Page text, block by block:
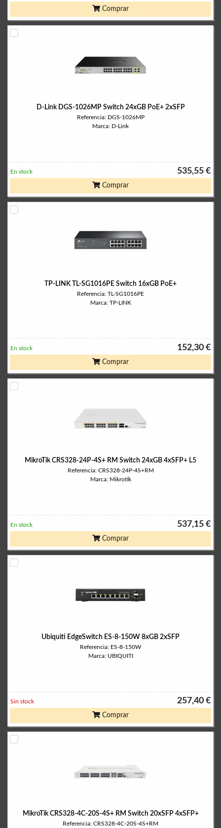
Comprar
D-Link DGS-1026MP Switch 24xGB PoE+ 2xSFP
Referencia: DGS-1026MP
Marca: D-Link
535,55 €
En stock
Comprar
TP-LINK TL-SG1016PE Switch 16xGB PoE+
Referencia: TL-SG1016PE
Marca: TP-LINK
152,30 €
En stock
Comprar
MikroTik CRS328-24P-4S+ RM Switch 24xGB 4xSFP+ L5
Referencia: CRS328-24P-4S+RM
Marca: Mikrotik
537,15 €
En stock
Comprar
Ubiquiti EdgeSwitch ES-8-150W 8xGB 2xSFP
Referencia: ES-8-150W
Marca: UBIQUITI
257,40 €
Sin stock
Comprar
MikroTik CRS328-4C-20S-4S+ RM Switch 20xSFP 4xSFP+
Referencia: CRS328-4C-20S-4S+RM